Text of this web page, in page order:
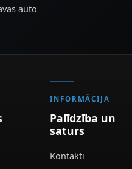
auto
INFORMĀCIJA
Palīdzība un
saturs
Kontakti